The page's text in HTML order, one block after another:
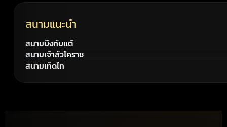
สนามแนะนำ
สนามบึงทับแต้
สนามเจ้าสัวโคราช
สนามเทิดไท